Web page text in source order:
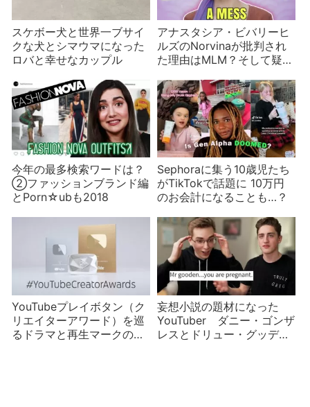
スケボー犬と世界一ブサイ
クな犬とシマウマになった
ロバと幸せなカップル
アナスタシア・ビバリーヒ
ルズのNorvinaが批判され
た理由はMLM？そして疑惑
今年の最多検索ワードは？
②ファッションブランド編
とPorn☆ubも2018
Sephoraに集う10歳児たち
がTikTokで話題に 10万円
のお会計になることも…？
YouTubeプレイボタン（ク
リエイターアワード）を巡
るドラマと再生マークの歴
妄想小説の題材になった
YouTuber ダニー・ゴンザ
レスとドリュー・グッデン